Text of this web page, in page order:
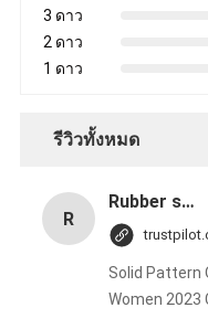
3 ดาว
2 ดาว
1 ดาว
รีวิวทั้งหมด
R
Rubber solid forklift tires For material handling forklift
Solid Pattern
Women 2023